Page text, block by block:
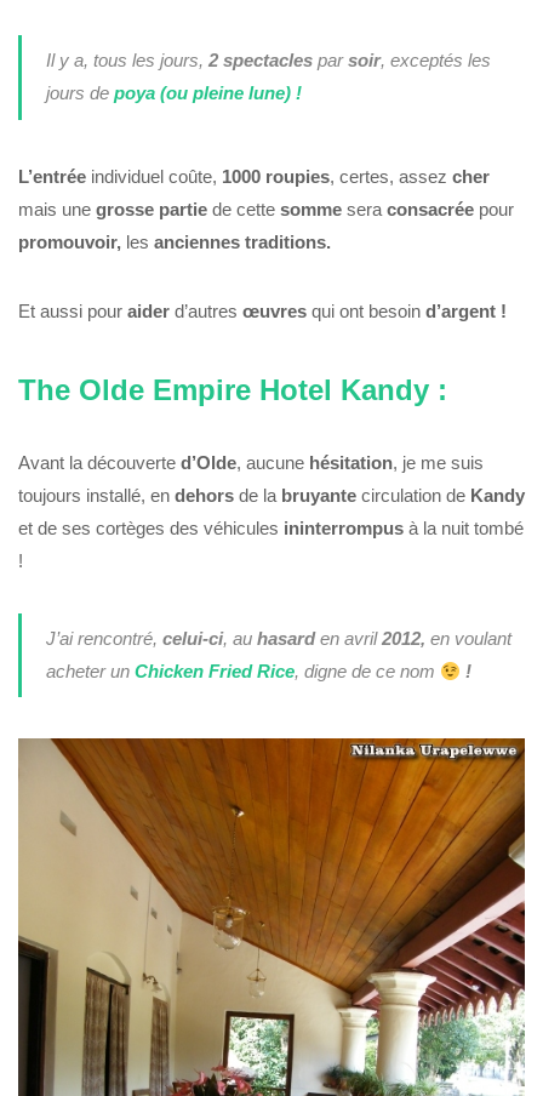
Il y a, tous les jours, 2 spectaclesparsoir, exceptés les
jours depoya (ou pleine lune) !
L’entrée individuel coûte, 1000 roupies, certes, assez cher
mais une grosse partie de cette somme sera consacrée pour
promouvoir, les anciennes traditions.
Et aussi pour aider d’autres œuvres qui ont besoin d’argent !
The Olde Empire Hotel Kandy :
Avant la découverte d’Olde, aucune hésitation, je me suis
toujours installé, en dehors de la bruyante circulation de Kandy
et de ses cortèges des véhicules ininterrompus à la nuit tombé
!
J’ai rencontré, celui-ci, au hasarden avril2012, en voulant
acheter un Chicken Fried Rice, digne de ce nom !